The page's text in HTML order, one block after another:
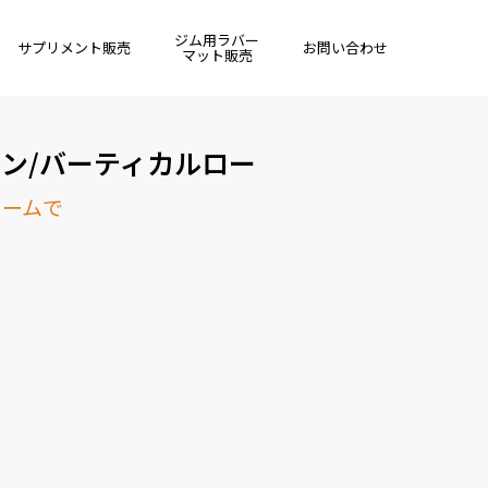
サプリメント販売 ジム用ラバー
マット販売 お問い合わせ
/バーティカルロー
ムで